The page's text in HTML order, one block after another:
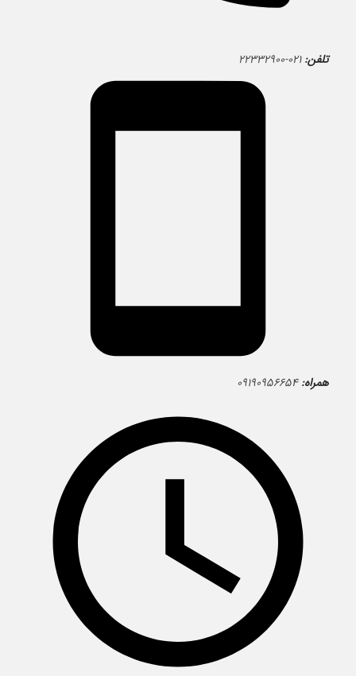
تلفن: ۰۲۱-۲۲۳۳۲۹۰۰
همراه: ۰۹۱۹۰۹۵۶۶۵۴